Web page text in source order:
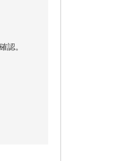
認。